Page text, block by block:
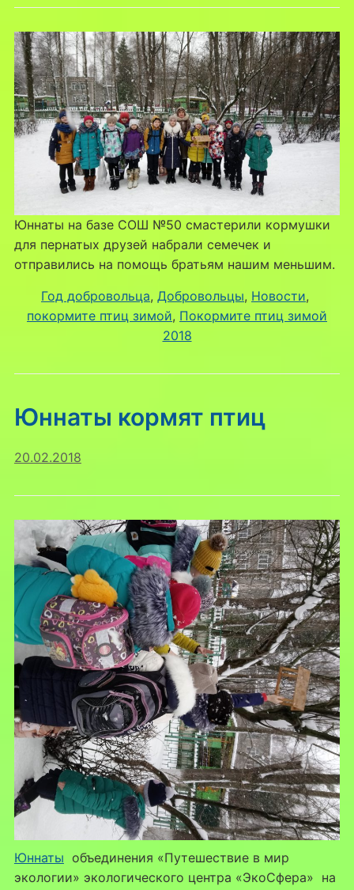
Юннаты на базе СОШ №50 смастерили кормушки
для пернатых друзей набрали семечек и
отправились на помощь братьям нашим меньшим.
Год добровольца, Добровольцы, Новости
покормите птиц зимой, Покормите птиц зимой
2018
Юннаты кормят птиц
20.02.2018
Юннаты объединения «Путешествие в мир
экологии» экологического центра «ЭкоСфера» на